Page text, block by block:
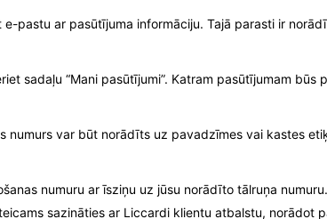
pastu ar pasūtījuma informāciju. Tajā parasti ir
sadaļu “Mani pasūtījumi”. Katram pasūtījumam būs
numurs var būt norādīts uz pavadzīmes vai kastes
numuru ar īsziņu uz jūsu norādīto tālruņa numuru.
sazināties ar Liccardi klientu atbalstu, norādot